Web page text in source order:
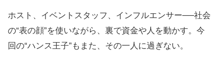
ホスト、イベントスタッフ、インフルエンサー──社会
の“表の顔”を使いながら、裏で資金や人を動かす。今
回の“ハンス王子”もまた、その一人に過ぎない。